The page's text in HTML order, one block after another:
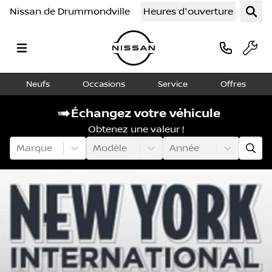
Nissan de Drummondville Heures d'ouverture
Neufs Occasions Service Offres
Échangez votre véhicule
Obtenez une valeur !
Marque
Modèle Année